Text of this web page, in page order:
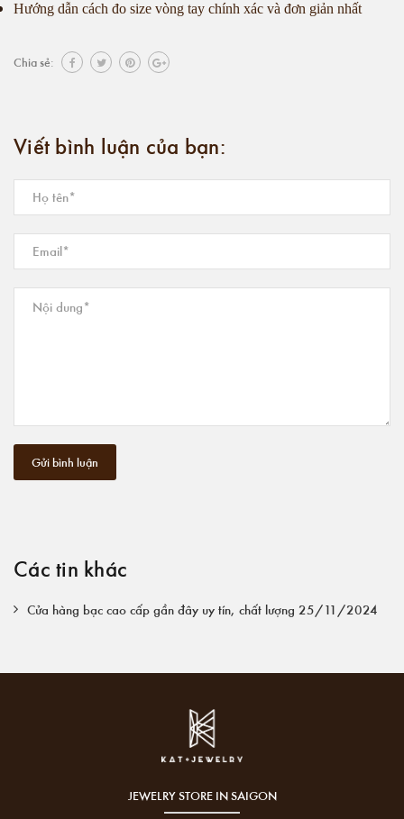
Hướng dẫn cách đo size vòng tay chính xác và đơn giản nhất
Chia sẻ:
Viết bình luận của bạn:
Gửi bình luận
Các tin khác
Cửa hàng bạc cao cấp gần đây uy tín, chất lượng 25/11/2024
JEWELRY STORE IN SAIGON